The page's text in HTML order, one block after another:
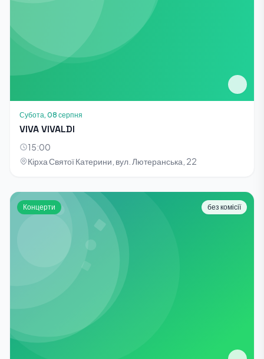
Субота, 08 серпня
VIVA VIVALDI
15:00
Кірха Святої Катерини, вул. Лютеранська, 22
Концерти без комісії